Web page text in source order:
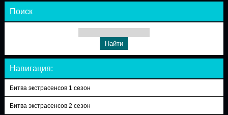
Поиск
Навигация:
Битва экстрасенсов 1 сезон
Битва экстрасенсов 2 сезон